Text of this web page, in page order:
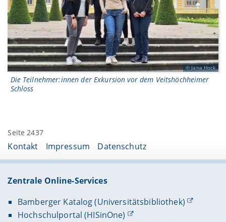
Jana Hock
Die Teilnehmer:innen der Exkursion vor dem Veitshöchheimer
Schloss
Seite 2437
Kontakt Impressum Datenschutz
Zentrale Online-Services
Bamberger Katalog (Universitätsbibliothek)
Hochschulportal (HISinOne)